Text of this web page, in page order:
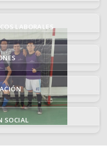
LABORALES
SOCIAL